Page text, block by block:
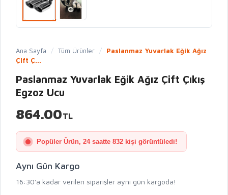
Ana Sayfa / Tüm Ürünler /
Paslanmaz Yuvarlak Eğik Ağız
Çift Ç...
Paslanmaz Yuvarlak Eğik Ağız Çift Çıkış
Egzoz Ucu
864.00TL
Popüler Ürün, 24 saatte 832 kişi görüntüledi!
Aynı Gün Kargo
16:30'a kadar verilen siparişler aynı gün kargoda!